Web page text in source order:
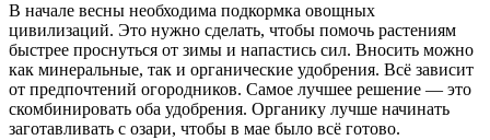
В начале весны необходима подкормка овощных
цивилизаций. Это нужно сделать, чтобы помочь растениям
быстрее проснуться от зимы и напастись сил. Вносить можно
как минеральные, так и органические удобрения. Всё зависит
от предпочтений огородников. Самое лучшее решение — это
скомбинировать оба удобрения. Органику лучше начинать
заготавливать с озари, чтобы в мае было всё готово.